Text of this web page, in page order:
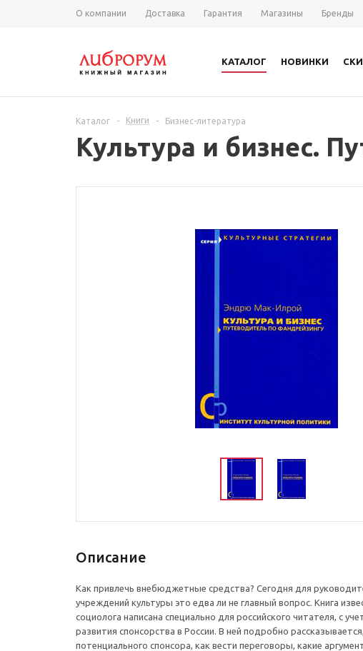
О компании Доставка Гарантия Магазины Бренды
КАТАЛОГ НОВИНКИ
Каталог - Книги - Бизнес-литература
Культура и бизнес.
Описание
Как привлечь внебюджетные средства? Сегодня для
учреждений культуры это едва ли не главный вопрос. Книга
социолога написана специально для российского читателя, с
развития спонсорства в России. В ней подробно
потенциального спонсора, как вести переговоры, какие